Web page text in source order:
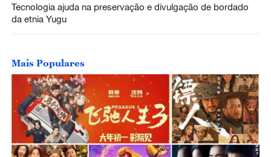
Tecnologia ajuda na preservação e divulgação de bordado
da etnia Yugu
Mais Populares